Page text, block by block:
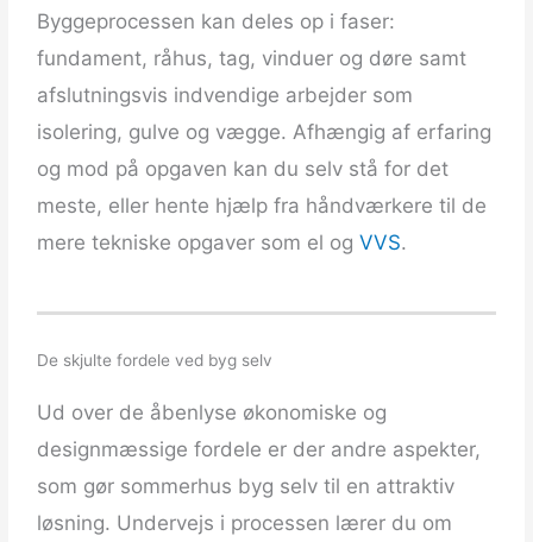
Byggeprocessen kan deles op i faser:
fundament, råhus, tag, vinduer og døre samt
afslutningsvis indvendige arbejder som
isolering, gulve og vægge. Afhængig af erfaring
og mod på opgaven kan du selv stå for det
meste, eller hente hjælp fra håndværkere til de
mere tekniske opgaver som el ogVVS.
De skjulte fordele ved byg selv
Ud over de åbenlyse økonomiske og
designmæssige fordele er der andre aspekter,
som gør sommerhus byg selv til en attraktiv
løsning. Undervejs i processen lærer du om